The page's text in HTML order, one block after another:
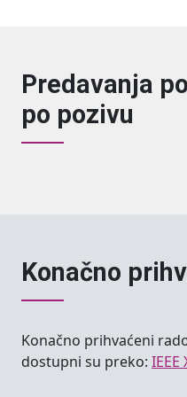
Predavanja
po pozivu
Konačno
Konačno prihvaćeni
dostupni su preko: IEEE